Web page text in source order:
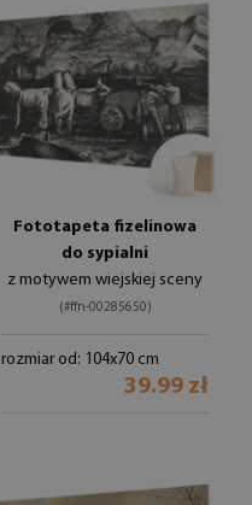
Fototapeta fizelinowa
do sypialni
z motywem wiejskiej sceny
(#ffn-00285650)
rozmiar od: 104x70 cm
39.99 zł